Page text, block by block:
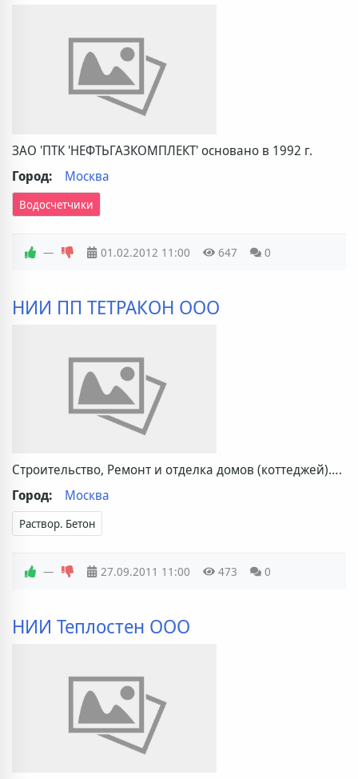
ЗАО 'ПТК 'НЕФТЬГАЗКОМПЛЕКТ' основано в 1992 г.
Город:
Москва
Водосчетчики
— 01.02.2012 11:00 647 0
НИИ ПП ТЕТРАКОН ООО
Строительство, Ремонт и отделка домов (коттеджей)….
Город:
Москва
Раствор. Бетон
— 27.09.2011 11:00 473 0
НИИ Теплостен ООО